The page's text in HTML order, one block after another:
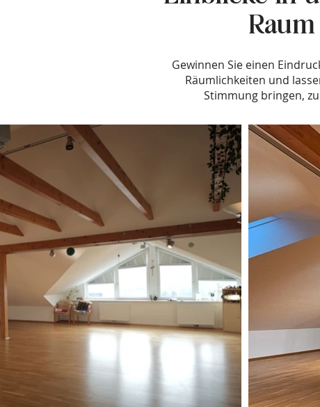
Raum
Gewinnen Sie einen
Räumlichkeiten und
Stimmung bringen,